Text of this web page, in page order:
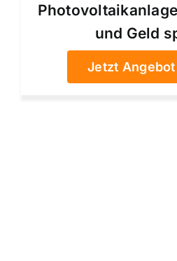
und Geld
Jetzt